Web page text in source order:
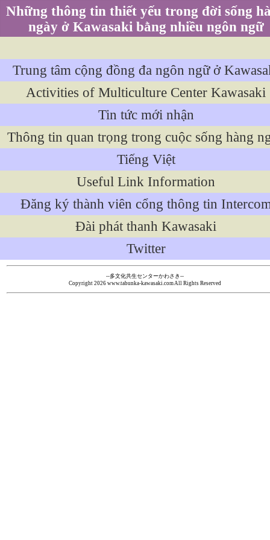
Những thông tin thiết yếu trong đời sống
ngày ở Kawasaki bằng nhiều ngôn ngữ
Trung tâm cộng đồng đa ngôn ngữ ở
Activities of Multiculture Center Kawasaki
Tin tức mới nhận
Thông tin quan trọng trong cuộc sống hàng
Tiếng Việt
Useful Link Information
Đăng ký thành viên cổng thông tin
Đài phát thanh Kawasaki
Twitter
--多文化共生センターかわさき--
Copyright 2026 www.tabunka-kawasaki.com All Rights Reserved